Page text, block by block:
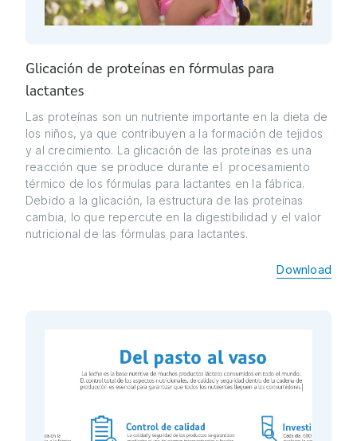
Glicación de proteínas en fórmulas para
lactantes
Las proteínas son un nutriente importante en la dieta de
los niños, ya que contribuyen a la formación de tejidos
y al crecimiento. La glicación de las proteínas es una
reacción que se produce durante el procesamiento
térmico de los fórmulas para lactantes en la fábrica.
Debido a la glicación, la estructura de las proteínas
cambia, lo que repercute en la digestibilidad y el valor
nutricional de las fórmulas para lactantes.
Download